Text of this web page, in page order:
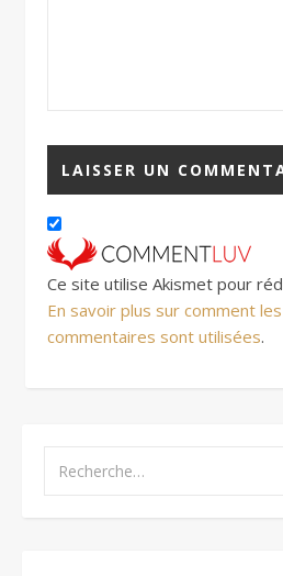
Ce site utilise Akismet pour
En savoir plus sur comment
commentaires sont utilisées.